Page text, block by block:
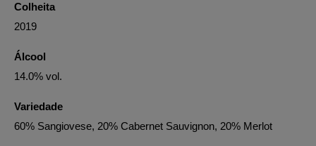
Colheita
2019
Álcool
14.0% vol.
Variedade
60% Sangiovese, 20% Cabernet Sauvignon, 20% Merlot